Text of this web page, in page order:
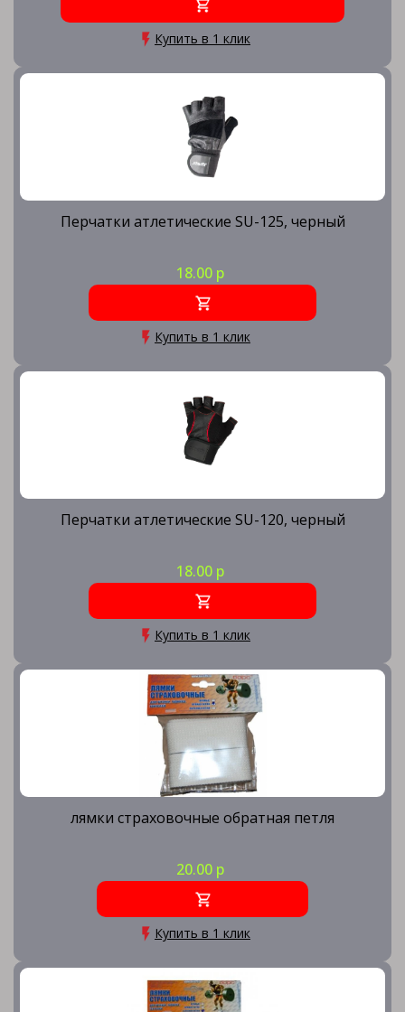
Купить в 1 клик
Перчатки атлетические SU-125, черный
18.00 р
Купить в 1 клик
Перчатки атлетические SU-120, черный
18.00 р
Купить в 1 клик
лямки страховочные обратная петля
20.00 р
Купить в 1 клик